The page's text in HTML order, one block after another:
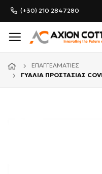
(+30) 210 2847280
ΕΠΑΓΓΕΛΜΑΤΊΕΣ
ΓΥΑΛΙΑ ΠΡΟΣΤΑΣΙΑΣ